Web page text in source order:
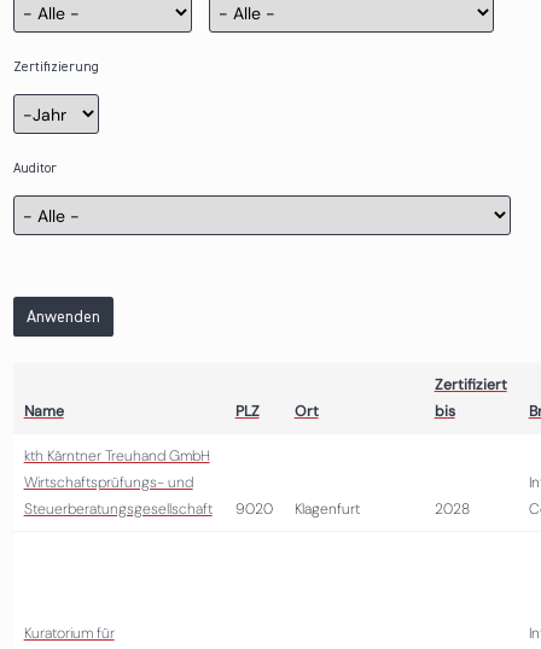
Zertifizierung
Zertifizierung
Jahr
Auditor
Anwenden
Name PLZ Ort
Zertifiziert
bis
kth Kärntner Treuhand GmbH
Wirtschaftsprüfungs- und
Steuerberatungsgesellschaft
9020 Klagenfurt 2028
Kuratorium für